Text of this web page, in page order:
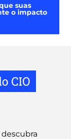
suas
o impacto
CIO